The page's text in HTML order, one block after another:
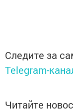
Следите за
Telegram-
Читайте